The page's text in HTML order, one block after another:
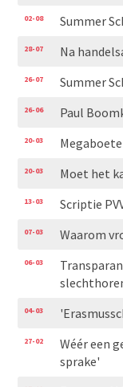
02-08 Summer
28-07 Na
26-07 Summer
26-06 Paul
20-03
20-03 Moet het
13-03 Scriptie
07-03 Waarom
06-03
04-03
27-02
Wéér een
sprake'